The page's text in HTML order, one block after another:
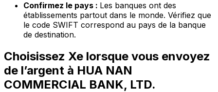
Confirmez le pays : Les banques ont des
établissements partout dans le monde. Vérifiez que
le code SWIFT correspond au pays de la banque
de destination.
Choisissez Xe lorsque vous envoyez
de l’argent à HUA NAN
COMMERCIAL BANK, LTD.